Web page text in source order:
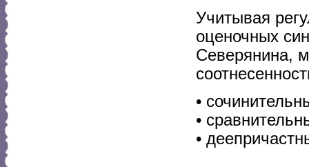
Учитывая
оценочных
Северянина,
•
•
•